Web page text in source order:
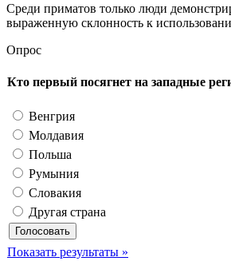
Среди приматов только люди
выраженную склонность к
Опрос
Кто первый посягнет на западные
Венгрия
Молдавия
Польша
Румыния
Словакия
Другая страна
Показать результаты »